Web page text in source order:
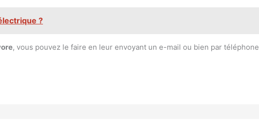
?
, vous pouvez le faire en leur envoyant un e-mail ou bien par